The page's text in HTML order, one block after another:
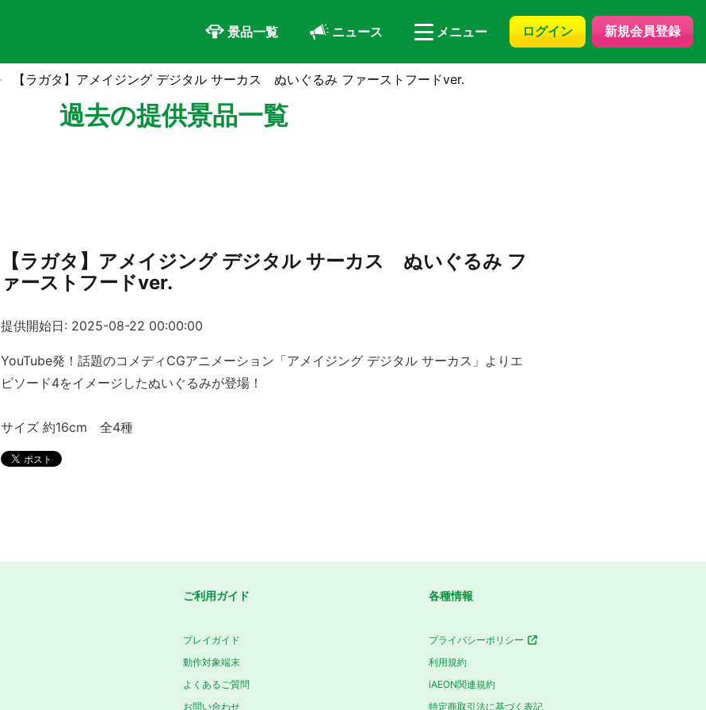
景品一覧 ニュース メニュー ログイン 新規会員登録
【ラガタ】アメイジング デジタル サーカス ぬいぐるみ ファーストフードver.
過去の提供景品一覧
【ラガタ】アメイジング デジタル サーカス ぬいぐるみ フ
ァーストフードver.
提供開始日: 2025-08-22 00:00:00
YouTube発！話題のコメディCGアニメーション「アメイジング デジタル サーカス」よりエ
ピソード4をイメージしたぬいぐるみが登場！
サイズ 約16cm 全4種
ご利用ガイド
プレイガイド
動作対象端末
よくあるご質問
お問い合わせ
各種情報
プライバシーポリシー
利用規約
iAEON関連規約
特定商取引法に基づく表記